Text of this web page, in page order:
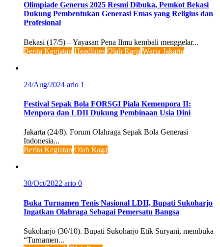
Olimpiade Generus 2025 Resmi Dibuka, Pemkot Bekasi
Dukung Pembentukan Generasi Emas yang Religius dan
Profesional
Bekasi (17/5) – Yayasan Pena Ilmu kembali menggelar...
Berita Kegiatan Headlines Olah Raga Warta Jakarta
24/Aug/2024 ario 1
Festival Sepak Bola FORSGI Piala Kemenpora II:
Menpora dan LDII Dukung Pembinaan Usia Dini
Jakarta (24/8). Forum Olahraga Sepak Bola Generasi
Indonesia...
Berita Kegiatan Olah Raga
30/Oct/2022 ario 0
Buka Turnamen Tenis Nasional LDII, Bupati Sukoharjo
Ingatkan Olahraga Sebagai Pemersatu Bangsa
Sukoharjo (30/10). Bupati Sukoharjo Etik Suryani, membuka
“Turnamen...